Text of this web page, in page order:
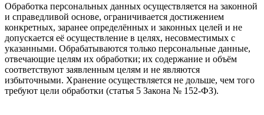
Обработка персональных данных осуществляется на законной
и справедливой основе, ограничивается достижением
конкретных, заранее определённых и законных целей и не
допускается её осуществление в целях, несовместимых с
указанными. Обрабатываются только персональные данные,
отвечающие целям их обработки; их содержание и объём
соответствуют заявленным целям и не являются
избыточными. Хранение осуществляется не дольше, чем того
требуют цели обработки (статья 5 Закона № 152-ФЗ).